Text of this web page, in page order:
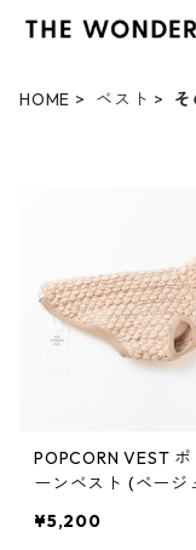
HOME ベスト
POPCORN VEST ポ
ーンベスト (ベージ
¥5,200